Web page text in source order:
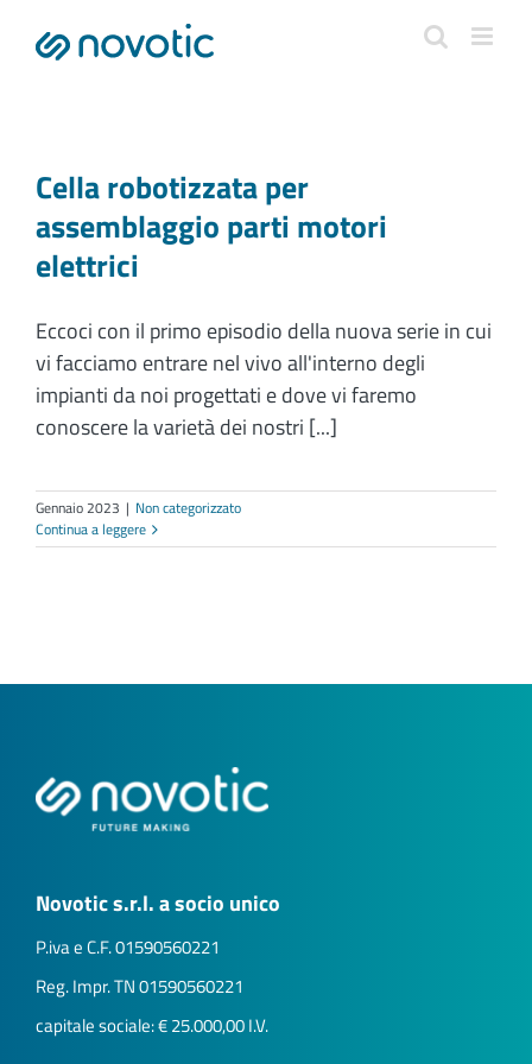
Cella robotizzata per
assemblaggio parti motori
elettrici
Eccoci con il primo episodio della nuova serie in cui
vi facciamo entrare nel vivo all'interno degli
impianti da noi progettati e dove vi faremo
conoscere la varietà dei nostri [...]
Gennaio 2023 | Non categorizzato
Continua a leggere
Novotic s.r.l. a socio unico
P.iva e C.F. 01590560221
Reg. Impr. TN 01590560221
capitale sociale: € 25.000,00 I.V.